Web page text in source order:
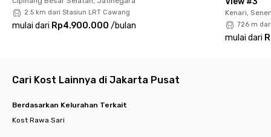
kehabisan!
2.5 km dari Stasiun LRT Cawang
mulai dari Rp4.900.000 /bulan
Kenari,
726 m
mulai dari
Cari Kost Lainnya di Jakarta Pusat
Berdasarkan Kelurahan Terkait
Kost Rawa Sari